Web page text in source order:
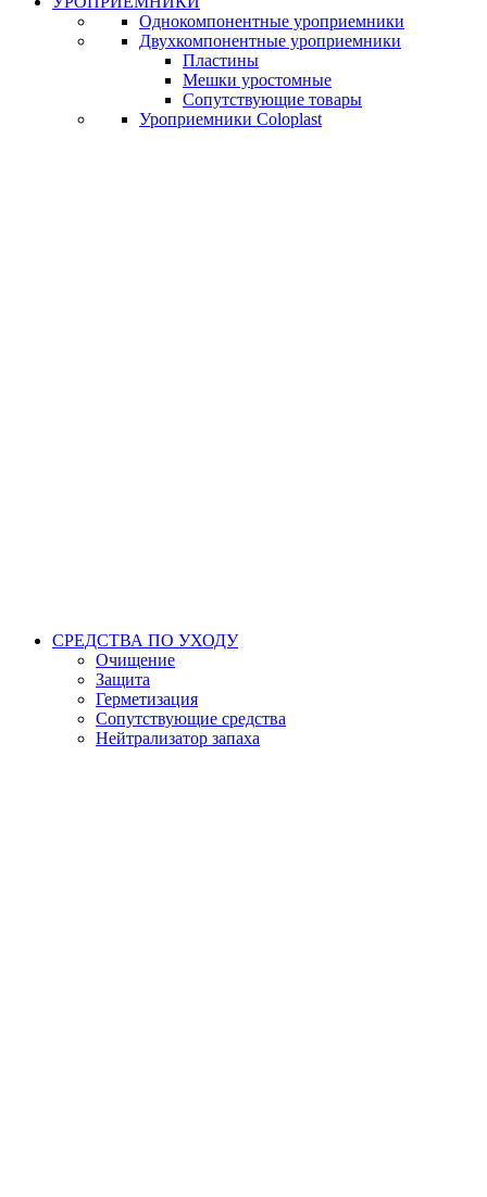
Однокомпонентные уроприемники
Двухкомпонентные уроприемники
Пластины
Мешки уростомные
Сопутствующие товары
Уроприемники Coloplast
СРЕДСТВА ПО УХОДУ
Очищение
Защита
Герметизация
Сопутствующие средства
Нейтрализатор запаха